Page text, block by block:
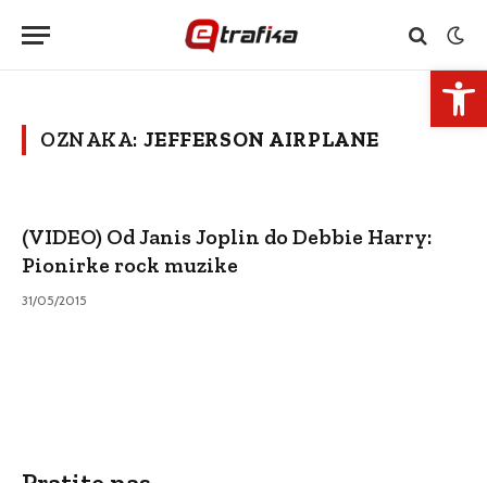
OZNAKA: JEFFERSON AIRPLANE
(VIDEO) Od Janis Joplin do Debbie Harry:
Pionirke rock muzike
31/05/2015